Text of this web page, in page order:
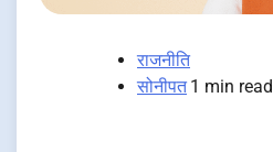
राजनीति
सोनीपत 1 min read